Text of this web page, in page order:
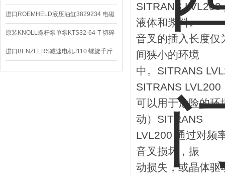
编码器
进口ROEMHELD液压油缸3829234 电磁
阀定位器
原装KNOLL螺杆泵单泵KTS32-64-T 切碎
排屑机
进口BENZLERS减速电机J110 螺旋千斤
顶BD-58
SITRANS
液体和浆料。
音叉的插入长度仅
间狭小的环境
中。SITRANS
SITRANS LVL200
可以用于危险的环
动）SITRANS
LVL200 通过对频
音叉损坏，振
动损失，或晶体驱